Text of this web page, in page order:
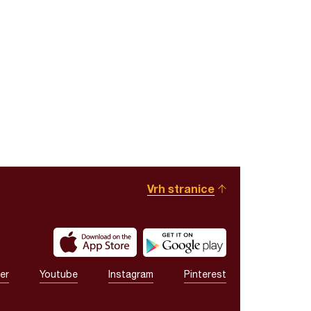
Vrh stranice
Youtube Instagram Pinterest